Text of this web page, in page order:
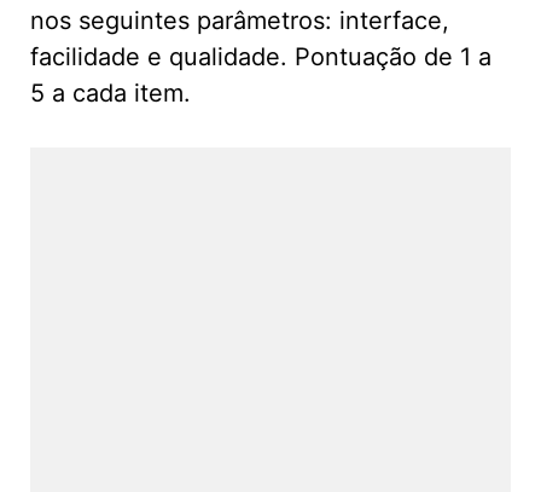
nos seguintes parâmetros: interface,
facilidade e qualidade. Pontuação de 1 a
5 a cada item.